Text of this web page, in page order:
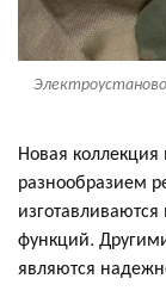
Новая
разнообразием
функций.
являются